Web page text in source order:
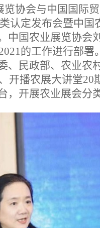
协会与中国国际
认定发布会暨中国
中国农业展览协会
的工作进行部
、民政部、农业农
开播农展大讲堂
，开展农业展会分